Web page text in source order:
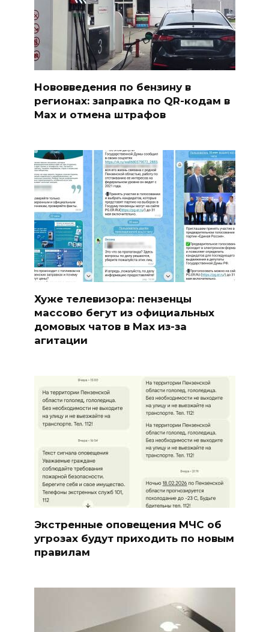
Нововведения по бензину в
регионах: заправка по QR-кодам в
Max и отмена штрафов
Хуже телевизора: пензенцы
массово бегут из официальных
домовых чатов в Max из-за
агитации
Экстренные оповещения МЧС об
угрозах будут приходить по новым
правилам